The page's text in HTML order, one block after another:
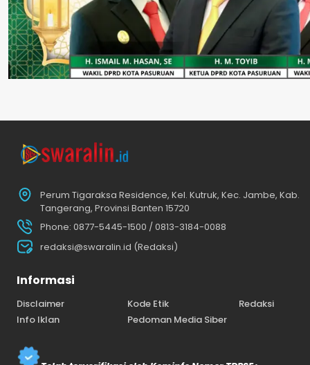
Perum Tigaraksa Residence, Kel. Kutruk, Kec. Jambe, Kab.
Tangerang, Provinsi Banten 15720
Phone: 0877-5445-1500 / 0813-3184-0088
redaksi@swaralin.id (Redaksi)
Informasi
Disclaimer Kode Etik
Redaksi
Info Iklan
Pedoman Media Siber